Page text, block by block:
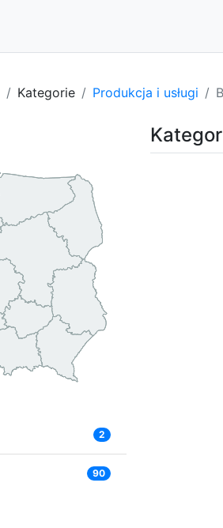
Kategorie Produkcja i usługi
2
90